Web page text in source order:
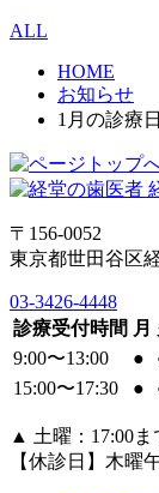
ALL
HOME
お知らせ
1月の診療日
〒156-0052
東京都世田谷区
03-3426-4448
診療受付時間 月
9:00〜13:00
●
15:00〜17:30
●
▲ 土曜：17:00
【休診日】木曜